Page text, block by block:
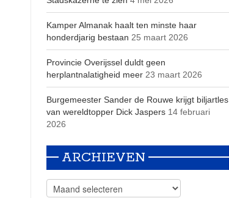
Kamper Almanak haalt ten minste haar
honderdjarig bestaan 25 maart 2026
Provincie Overijssel duldt geen
herplantnalatigheid meer 23 maart 2026
Burgemeester Sander de Rouwe krijgt biljartles
van wereldtopper Dick Jaspers 14 februari
2026
ARCHIEVEN